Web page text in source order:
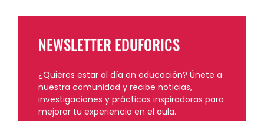
NEWSLETTER EDUFORICS
¿Quieres estar al día en educación? Únete a
nuestra comunidad y recibe noticias,
investigaciones y prácticas inspiradoras para
mejorar tu experiencia en el aula.